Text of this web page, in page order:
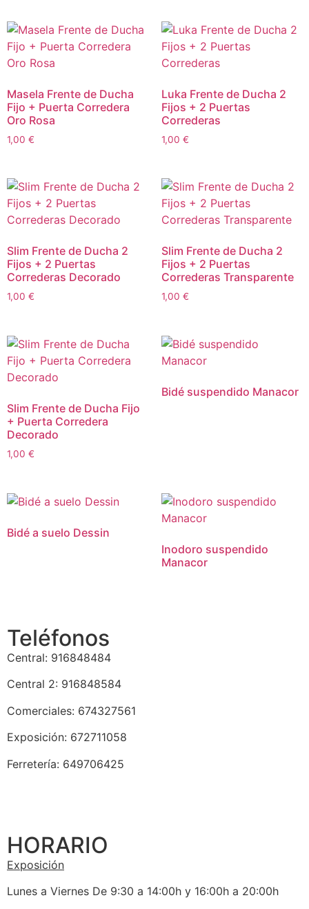
Masela Frente de Ducha
Fijo + Puerta Corredera
Oro Rosa
1,00 €
Luka Frente de Ducha 2
Fijos + 2 Puertas
Correderas
1,00 €
Slim Frente de Ducha 2
Fijos + 2 Puertas
Correderas Decorado
1,00 €
Slim Frente de Ducha 2
Fijos + 2 Puertas
Correderas Transparente
1,00 €
Slim Frente de Ducha Fijo
+ Puerta Corredera
Decorado
1,00 €
Bidé suspendido Manacor
Bidé a suelo Dessin
Inodoro suspendido
Manacor
Teléfonos
Central: 916848484
Central 2: 916848584
Comerciales: 674327561
Exposición: 672711058
Ferretería: 649706425
HORARIO
Exposición
Lunes a Viernes De 9:30 a 14:00h y 16:00h a 20:00h